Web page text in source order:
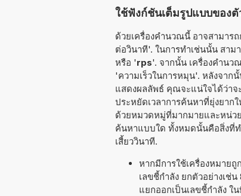
ใช้ฟังก์ชันเต็มรูปแบบของ
ด้วยเครื่องคำนวณนี้ อาจสามาร
ต่อวินาที'. ในการทำเช่นนั้น สาม
หรือ 'rps'. จากนั้น เครื่องคำน
'ความเร็วในการหมุน'. หลังจาก
แสดงผลลัพธ์ คุณจะแน่ใจได้ว่า
ประหยัดเวลาการค้นหาที่ยุ่งยาก
ด้วยหมวดหมู่ที่มากมายและหน่ว
ค้นหาแบบใด ทั้งหมดนั้นคือสิ่งที่ท
เสี้ยววินาที.
หากมีการใช้เครื่องหมาย
เลขชี้กำลัง ยกตัวอย่างเช่
แยกออกเป็นเลขชี้กำลัง ใ